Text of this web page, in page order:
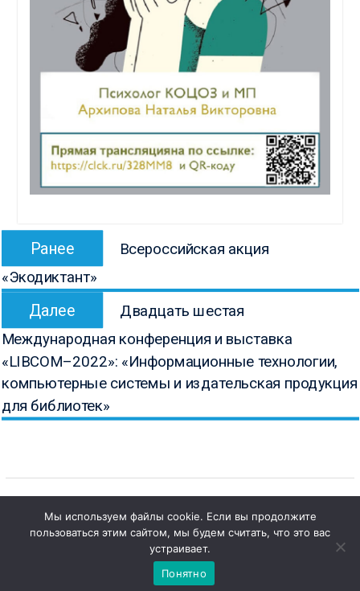
Навигация
записям
Ранее
запись:
Всероссийская акция
«Экодиктант»
Далее
запись:
Двадцать шестая
Международная конференция и выставка
«LIBCOM–2022»: «Информационные технологии,
компьютерные системы и издательская продукция
для библиотек»
Copyright © Все права защищены.
КОНБ им. В.Г. Белинского
Мы используем файлы cookie. Если вы продолжите
пользоваться этим сайтом, мы будем считать, что это вас
устраивает.
Понятно
1
Чат с
администратором